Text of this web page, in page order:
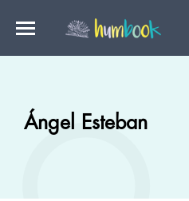
Ángel Esteban